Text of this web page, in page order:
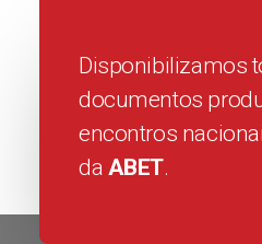
Disponibilizamos
documentos
encontros
da ABET.